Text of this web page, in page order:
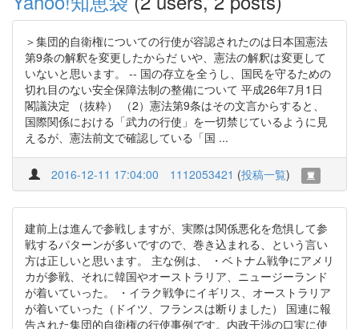
＞集団的自衛権についての行使が容認されたのは日本国憲法
第9条の解釈を変更したからだ いや、憲法の解釈は変更して
いないと思います。 -- 国の存立を全うし、国民を守るための
切れ目のない安全保障法制の整備について 平成26年7月1日
閣議決定 （抜粋） （2）憲法第9条はその文言からすると、
国際関係における「武力の行使」を一切禁じているように見
えるが、憲法前文で確認している「国 ...
2016-12-11 17:04:00 1112053421 (投稿一覧)
建前上は進んで参戦しますが、実際は関係悪化を危惧して参
戦するパターンが多いですので、巻き込まれる、という言い
方は正しいと思います。 主な例は、 ・ベトナム戦争にアメリ
カが参戦、それに韓国やオーストラリア、ニュージーランド
が着いていった。 ・イラク戦争にイギリス、オーストラリア
が着いていった（ドイツ、フランスは断りました） 国連に報
告された集団的自衛権の行使事例です。内政干渉の口実に使